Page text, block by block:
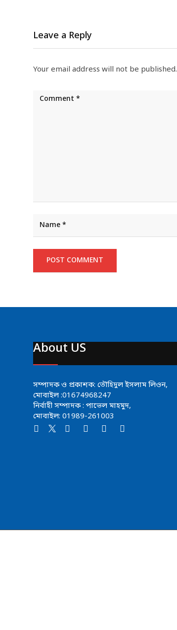
Leave a Reply
Your email address will not be published.
About US
সম্পাদক ও প্রকাশক: তৌহিদুল ইসলাম লিওন,
মোবাইল :01674968247
নির্বাহী সম্পাদক : পাভেল মাহমুদ,
মোবাইল: 01989-261003